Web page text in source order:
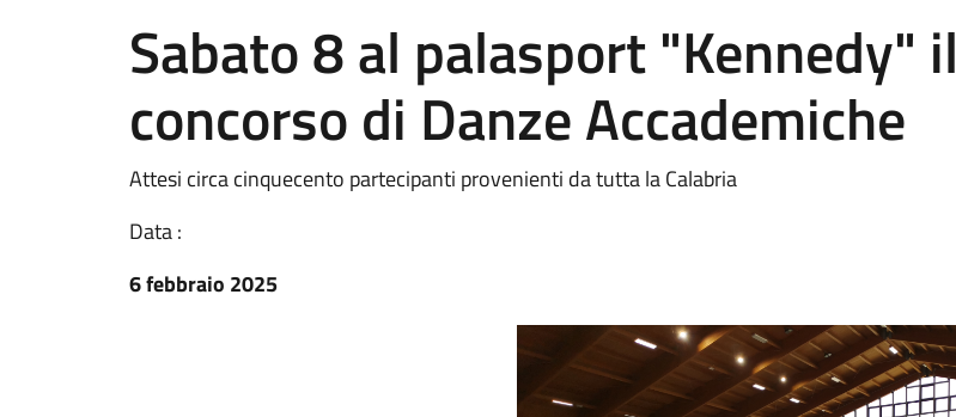
Sabato 8 al palasport "Kennedy" il
concorso di Danze Accademiche
Attesi circa cinquecento partecipanti provenienti da tutta la Calabria
Data :
6 febbraio 2025